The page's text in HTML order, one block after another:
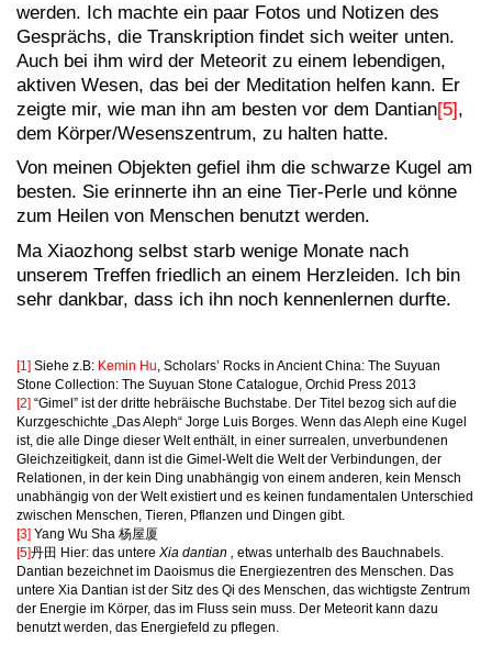
werden. Ich machte ein paar Fotos und Notizen des
Gesprächs, die Transkription findet sich weiter unten.
Auch bei ihm wird der Meteorit zu einem lebendigen,
aktiven Wesen, das bei der Meditation helfen kann. Er
zeigte mir, wie man ihn am besten vor dem Dantian[5],
dem Körper/Wesenszentrum, zu halten hatte.
Von meinen Objekten gefiel ihm die schwarze Kugel am
besten. Sie erinnerte ihn an eine Tier-Perle und könne
zum Heilen von Menschen benutzt werden.
Ma Xiaozhong selbst starb wenige Monate nach
unserem Treffen friedlich an einem Herzleiden. Ich bin
sehr dankbar, dass ich ihn noch kennenlernen durfte.
[1] Siehe z.B: Kemin Hu , Scholars’ Rocks in Ancient China: The Suyuan
Stone Collection: The Suyuan Stone Catalogue, Orchid Press 2013
[2] “Gimel” ist der dritte hebräische Buchstabe. Der Titel bezog sich auf die
Kurzgeschichte „Das Aleph“ Jorge Luis Borges. Wenn das Aleph eine Kugel
ist, die alle Dinge dieser Welt enthält, in einer surrealen, unverbundenen
Gleichzeitigkeit, dann ist die Gimel-Welt die Welt der Verbindungen, der
Relationen, in der kein Ding unabhängig von einem anderen, kein Mensch
unabhängig von der Welt existiert und es keinen fundamentalen Unterschied
zwischen Menschen, Tieren, Pflanzen und Dingen gibt.
[3] Yang Wu Sha 杨屋厦
[5]丹田 Hier: das untere Xia dantian , etwas unterhalb des Bauchnabels.
Dantian bezeichnet im Daoismus die Energiezentren des Menschen. Das
untere Xia Dantian ist der Sitz des Qi des Menschen, das wichtigste Zentrum
der Energie im Körper, das im Fluss sein muss. Der Meteorit kann dazu
benutzt werden, das Energiefeld zu pflegen.